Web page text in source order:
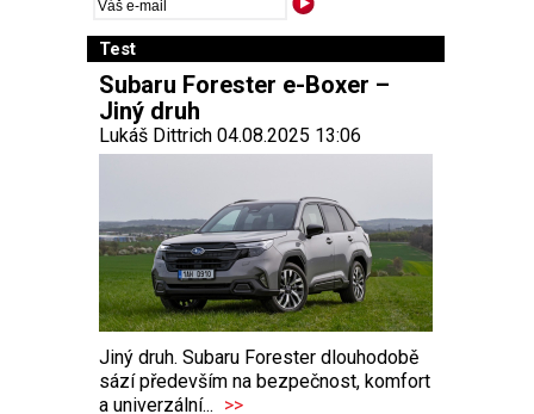
Test
Subaru Forester e-Boxer –
Jiný druh
Lukáš Dittrich 04.08.2025 13:06
Jiný druh. Subaru Forester dlouhodobě
sází především na bezpečnost, komfort
a univerzální... >>